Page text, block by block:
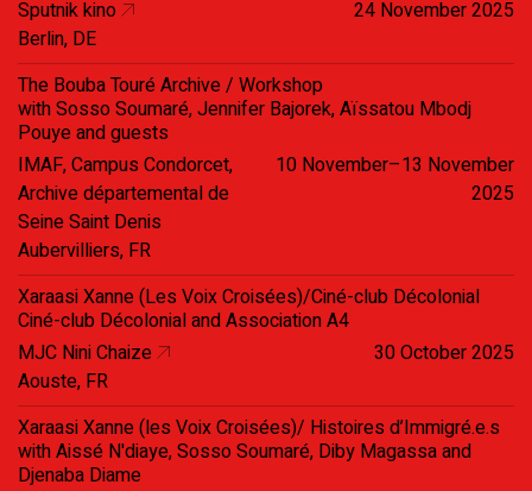
Sputnik kino
Berlin, DE
24 November 2025
The Bouba Touré Archive / Workshop
with Sosso Soumaré, Jennifer Bajorek, Aïssatou Mbodj
Pouye and guests
IMAF, Campus Condorcet,
Archive départemental de
Seine Saint Denis
Aubervilliers, FR
10 November–13 November
2025
Xaraasi Xanne (Les Voix Croisées)/Ciné-club Décolonial
Ciné-club Décolonial and Association A4
MJC Nini Chaize
Aouste, FR
30 October 2025
Xaraasi Xanne (les Voix Croisées)/ Histoires d’Immigré.e.s
with Aissé N'diaye, Sosso Soumaré, Diby Magassa and
Djenaba Diame